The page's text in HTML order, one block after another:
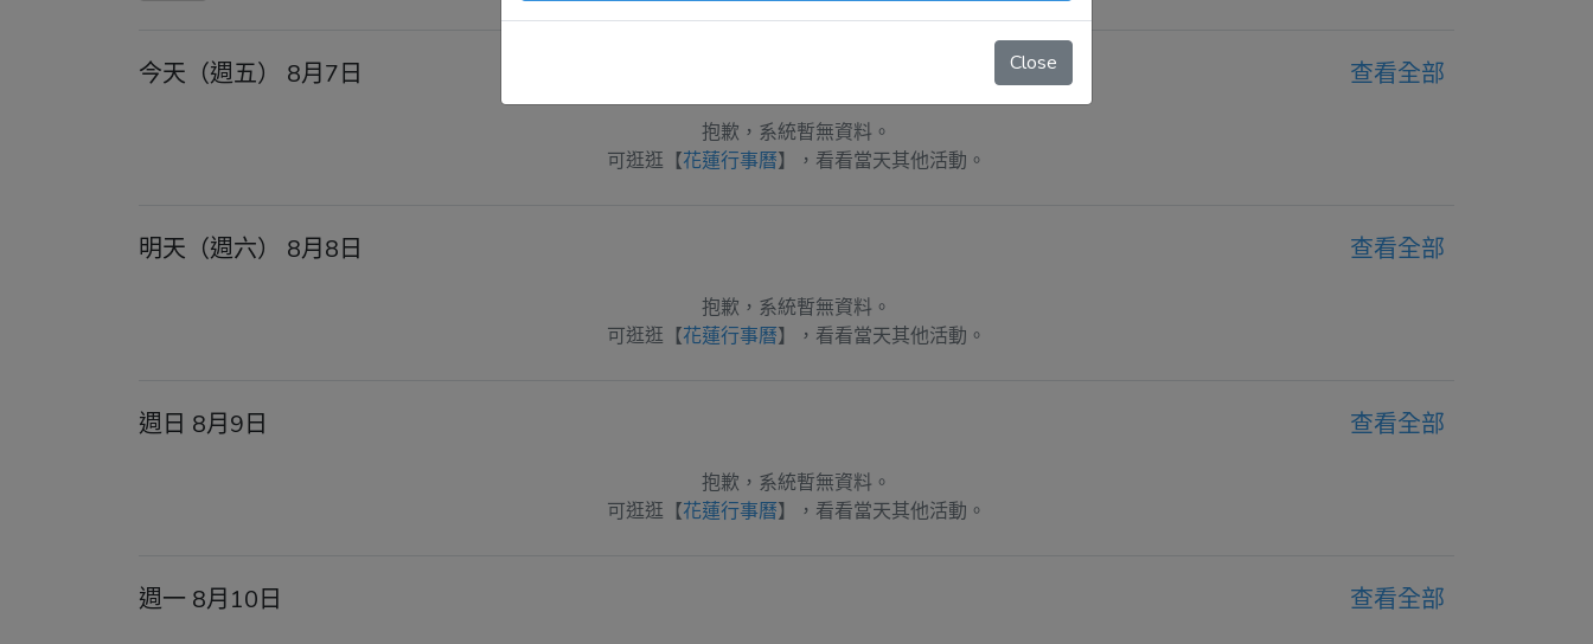
今天（週五） 8月7日 查看全部
抱歉，系統暫無資料。
可逛逛【花蓮行事曆】，看看當天其他活動。
明天（週六） 8月8日 查看全部
抱歉，系統暫無資料。
可逛逛【花蓮行事曆】，看看當天其他活動。
週日 8月9日 查看全部
抱歉，系統暫無資料。
可逛逛【花蓮行事曆】，看看當天其他活動。
週一 8月10日 查看全部
Close